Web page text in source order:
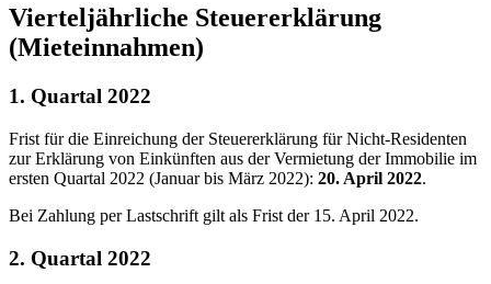
Vierteljährliche Steuererklärung
(Mieteinnahmen)
1. Quartal 2022
Frist für die Einreichung der Steuererklärung für Nicht-Residenten
zur Erklärung von Einkünften aus der Vermietung der Immobilie im
ersten Quartal 2022 (Januar bis März 2022): 20. April 2022.
Bei Zahlung perLastschrift gilt als Frist der 15. April 2022.
2. Quartal 2022